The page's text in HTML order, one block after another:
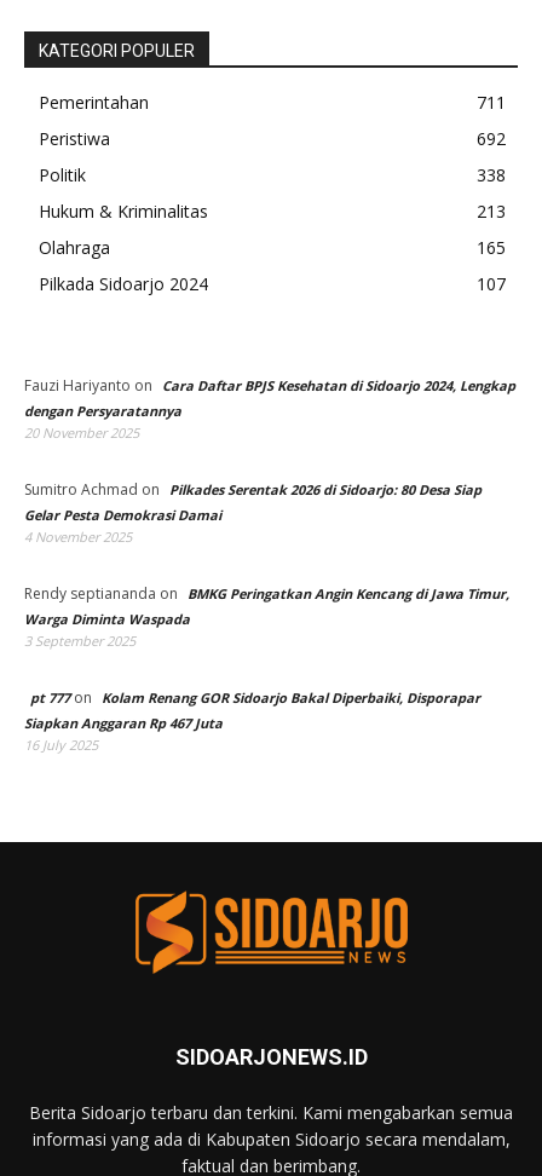
KATEGORI POPULER
Pemerintahan
711
Peristiwa
692
Politik
338
Hukum & Kriminalitas
213
Olahraga
165
Pilkada Sidoarjo 2024
107
Fauzi Hariyanto on
Cara Daftar BPJS Kesehatan di Sidoarjo 2024, Lengkap
dengan Persyaratannya
20 November 2025
Sumitro Achmad on
Pilkades Serentak 2026 di Sidoarjo: 80 Desa Siap
Gelar Pesta Demokrasi Damai
4 November 2025
Rendy septiananda on
BMKG Peringatkan Angin Kencang di Jawa Timur,
Warga Diminta Waspada
3 September 2025
pt 777on
Kolam Renang GOR Sidoarjo Bakal Diperbaiki, Disporapar
Siapkan Anggaran Rp 467 Juta
16 July 2025
SIDOARJONEWS.ID
Berita Sidoarjo terbaru dan terkini. Kami mengabarkan semua
informasi yang ada di Kabupaten Sidoarjo secara mendalam,
faktual dan berimbang.